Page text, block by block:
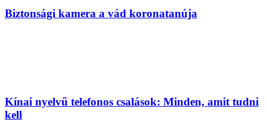
Biztonsági kamera a vád koronatanúja
Kínai nyelvű telefonos csalások: Minden, amit tudni
kell